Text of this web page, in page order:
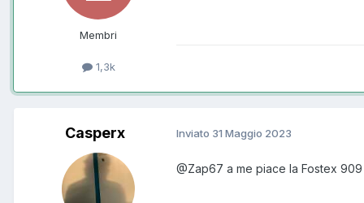
Membri
1,3k
Casperx Inviato 31 Maggio 2023
@Zap67 a me piace la Fostex 909